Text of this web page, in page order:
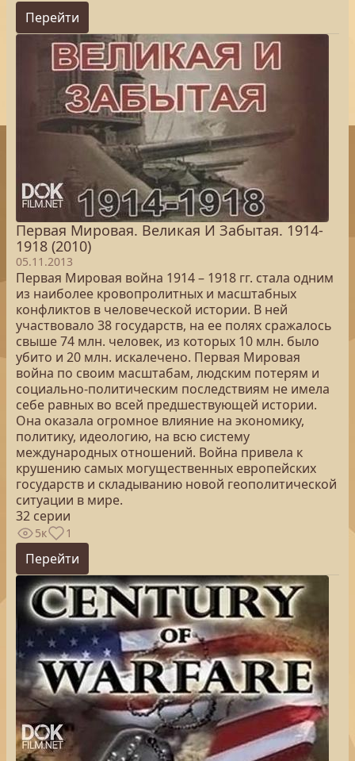
Перейти
Первая Мировая. Великая И Забытая. 1914-
1918 (2010)
05.11.2013
Первая Мировая война 1914 – 1918 гг. стала одним
из наиболее кровопролитных и масштабных
конфликтов в человеческой истории. В ней
участвовало 38 государств, на ее полях сражалось
свыше 74 млн. человек, из которых 10 млн. было
убито и 20 млн. искалечено. Первая Мировая
война по своим масштабам, людским потерям и
социально-политическим последствиям не имела
себе равных во всей предшествующей истории.
Она оказала огромное влияние на экономику,
политику, идеологию, на всю систему
международных отношений. Война привела к
крушению самых могущественных европейских
государств и складыванию новой геополитической
ситуации в мире.
32 серии
5к 1
Перейти